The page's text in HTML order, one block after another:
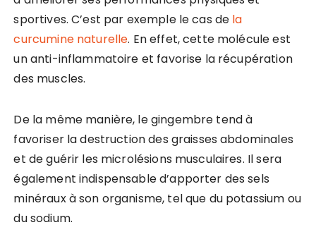
sportives. C’est par exemple le cas de la
curcumine naturelle. En effet, cette molécule est
un anti-inflammatoire et favorise la récupération
des muscles.
De la même manière, le gingembre tend à
favoriser la destruction des graisses abdominales
et de guérir les microlésions musculaires. Il sera
également indispensable d’apporter des sels
minéraux à son organisme, tel que du potassium ou
du sodium.